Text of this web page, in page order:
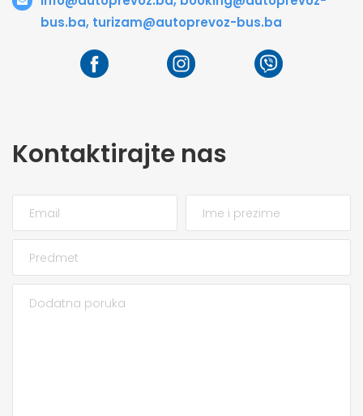
bus.ba, turizam@autoprevoz-bus.ba
Kontaktirajte nas